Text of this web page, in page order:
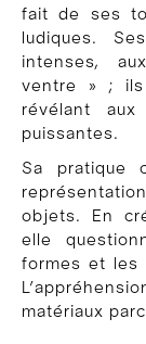
fait de ses
ludiques.
intenses,
ventre » ;
révélant
puissantes.
Sa pratique
objets. En
elle
formes et les
matériaux